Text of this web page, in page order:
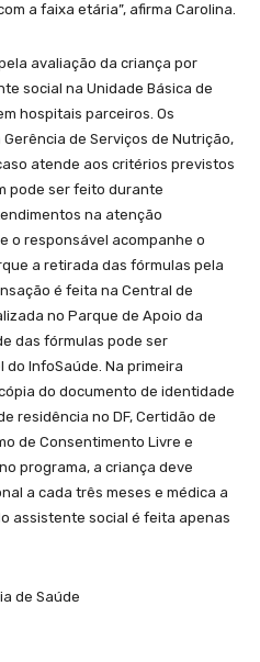
a faixa etária”, afirma Carolina.
avaliação da criança por
social na Unidade Básica de
hospitais parceiros. Os
de Serviços de Nutrição,
atende aos critérios previstos
pode ser feito durante
na atenção
o responsável acompanhe o
a retirada das fórmulas pela
é feita na Central de
no Parque de Apoio da
das fórmulas pode ser
InfoSaúde. Na primeira
do documento de identidade
residência no DF, Certidão de
de Consentimento Livre e
programa, a criança deve
a cada três meses e médica a
assistente social é feita apenas
de Saúde